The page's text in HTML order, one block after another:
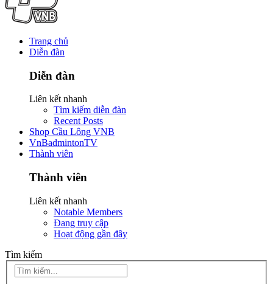
Trang chủ
Diễn đàn
Diễn đàn
Liên kết nhanh
Tìm kiếm diễn đàn
Recent Posts
Shop Cầu Lông VNB
VnBadmintonTV
Thành viên
Thành viên
Liên kết nhanh
Notable Members
Đang truy cập
Hoạt động gần đây
Tìm kiếm